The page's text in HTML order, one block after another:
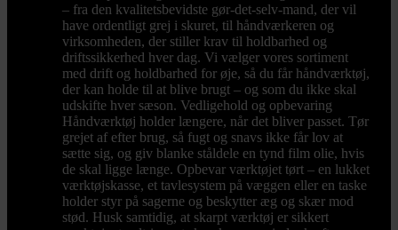
– fra den kvalitetsbevidste gør-det-selv-mand, der vil
have ordentligt grej i skuret, til håndværkeren og
virksomheden, der stiller krav til holdbarhed og
driftssikkerhed hver dag. Vi vælger vores sortiment
med drift og holdbarhed for øje, så du får håndværktøj,
der kan holde til at blive brugt – og som du ikke skal
udskifte hver sæson. Vedligehold og opbevaring
Håndværktøj holder længere, når det bliver passet. Tør
grejet af efter brug, så fugt og snavs ikke får lov at
sætte sig, og giv blanke ståldele en tynd film olie, hvis
de skal ligge længe. Opbevar værktøjet tørt – en lukket
værktøjskasse, et tavlesystem på væggen eller en taske
holder styr på sagerne og beskytter æg og skær mod
stød. Husk samtidig, at skarpt værktøj er sikkert